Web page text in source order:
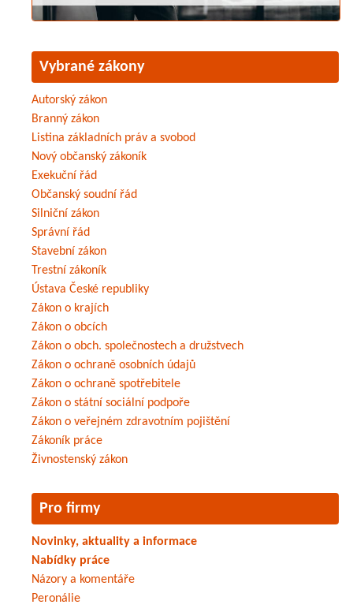
Vybrané zákony
Autorský zákon
Branný zákon
Listina základních práv a svobod
Nový občanský zákoník
Exekuční řád
Občanský soudní řád
Silniční zákon
Správní řád
Stavební zákon
Trestní zákoník
Ústava České republiky
Zákon o krajích
Zákon o obcích
Zákon o obch. společnostech a družstvech
Zákon o ochraně osobních údajů
Zákon o ochraně spotřebitele
Zákon o státní sociální podpoře
Zákon o veřejném zdravotním pojištění
Zákoník práce
Živnostenský zákon
Pro firmy
Novinky, aktuality a informace
Nabídky práce
Názory a komentáře
Peronálie